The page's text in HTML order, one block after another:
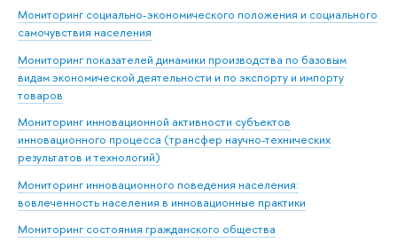
Мониторинг социально-экономического положения и социального
самочувствия населения
Мониторинг показателей динамики производства по базовым
видам экономической деятельности и по экспорту и импорту
товаров
Мониторинг инновационной активности субъектов
инновационного процесса (трансфер научно-технических
результатов и технологий)
Мониторинг инновационного поведения населения:
вовлеченность населения в инновационные практики
Мониторинг состояния гражданского общества